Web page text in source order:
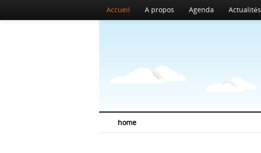
Accueil A propos Agenda Actualités
home